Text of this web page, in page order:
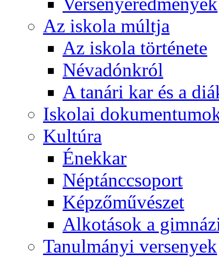
Az iskola múltja
Az iskola története
Névadónkról
A tanári kar és a
Iskolai
Kultúra
Énekkar
Néptánccsoport
Képzőművészet
Alkotások a
Tanulmányi versenyek